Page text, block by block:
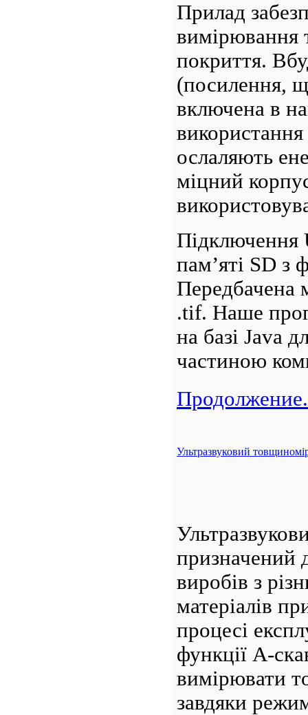
Прилад
вимірювання
покриття.
(посилення,
включена в
ослаляють
міцний
Підключення
пам’яті SD
Передбачена
.tif. Наше
на базі Java
частиною
Ультразвуковий
призначений
виробів з
матеріалів
процесі
функції А-
вимірювати
завдяки